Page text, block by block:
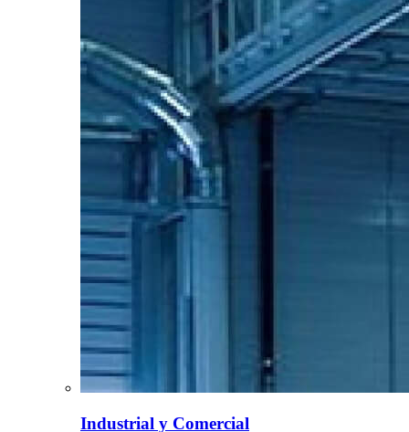
Industrial y Comercial